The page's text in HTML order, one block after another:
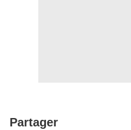
Partager